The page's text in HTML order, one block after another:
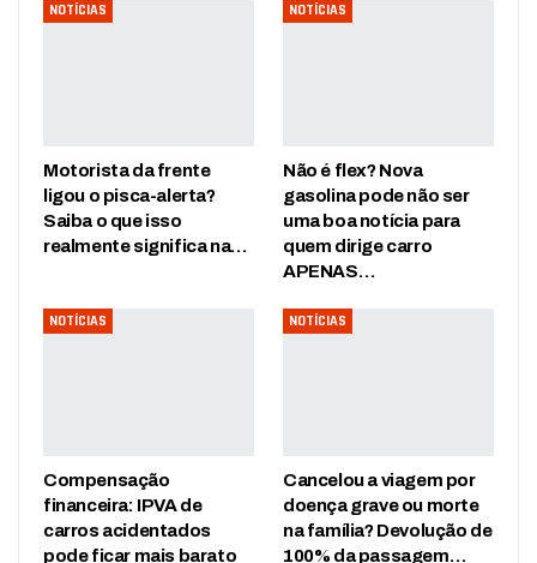
NOTÍCIAS
Motorista da frente
ligou o pisca-alerta?
Saiba o que isso
realmente significa na…
NOTÍCIAS
Não é flex? Nova
gasolina pode não ser
uma boa notícia para
quem dirige carro
APENAS…
NOTÍCIAS
Compensação
financeira: IPVA de
carros acidentados
pode ficar mais barato
NOTÍCIAS
Cancelou a viagem por
doença grave ou morte
na família? Devolução de
100% da passagem…